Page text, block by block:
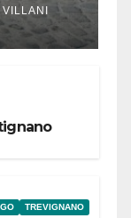
TREVIGNANO